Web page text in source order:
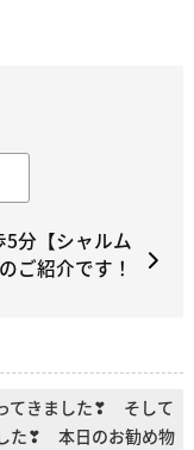
分【シャルム
ご紹介です！
てきました❣ そして
た❣ 本日のお勧め物